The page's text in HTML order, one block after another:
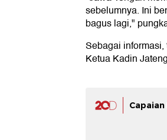
sebelumnya. Ini
bagus lagi,"
Sebagai
Ketua Kadin